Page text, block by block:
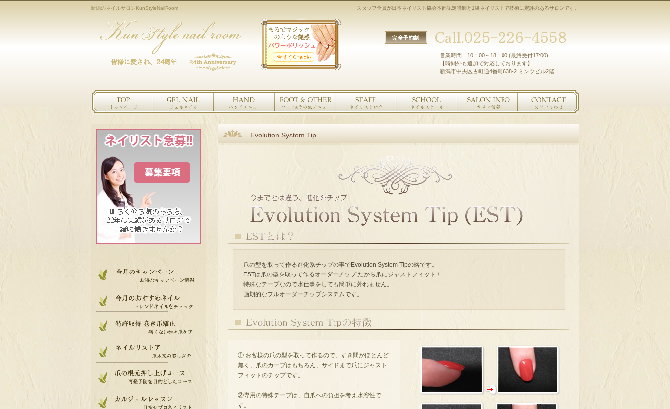
新潟のネイルサロンKunStyleNailRoom スタッフ全員が日本ネイリスト協会本部認定講師と1級ネイリストで技術に定評のあるサロンです。
営業時間 10：00～18：00 (最終受付17:00)
【時間外も追加で対応しております】
新潟市中央区古町通4番町638-2 ミンツビル2階
Evolution System Tip
爪の型を取って作る進化系チップの事でEvolution System Tipの略です。
ESTは爪の型を取って作るオーダーチップ,だから爪にジャストフィット！
特殊なテープなので水仕事をしても簡単に外れません。
画期的なフルオーダーチップシステムです。
① お客様の爪の型を取って作るので、すき間がほとんど
無く、爪のカーブはもちろん、サイドまで爪にジャスト
フィットのチップです。
②専用の特殊テープは、自爪への負担を考え水溶性で
す。